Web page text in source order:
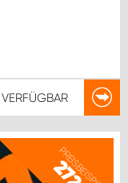
VERFÜGBAR
PREISBEISPIEL